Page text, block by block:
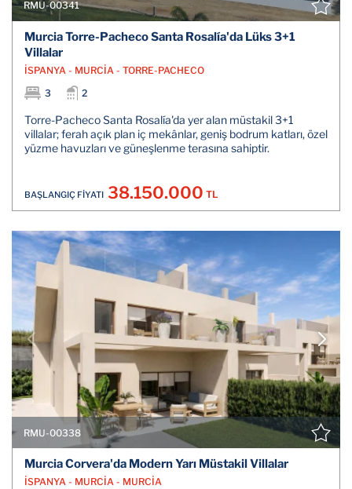
RMU-00341
Murcia Torre-Pacheco Santa Rosalía'da Lüks 3+1
Villalar
İSPANYA - MURCİA - TORRE-PACHECO
3
2
Torre-Pacheco Santa Rosalía'da yer alan müstakil 3+1
villalar; ferah açık plan iç mekânlar, geniş bodrum katları, özel
yüzme havuzları ve güneşlenme terasına sahiptir.
BAŞLANGIÇ FİYATI 38.150.000 TL
RMU-00338
Murcia Corvera'da Modern Yarı Müstakil Villalar
İSPANYA - MURCİA - MURCİA